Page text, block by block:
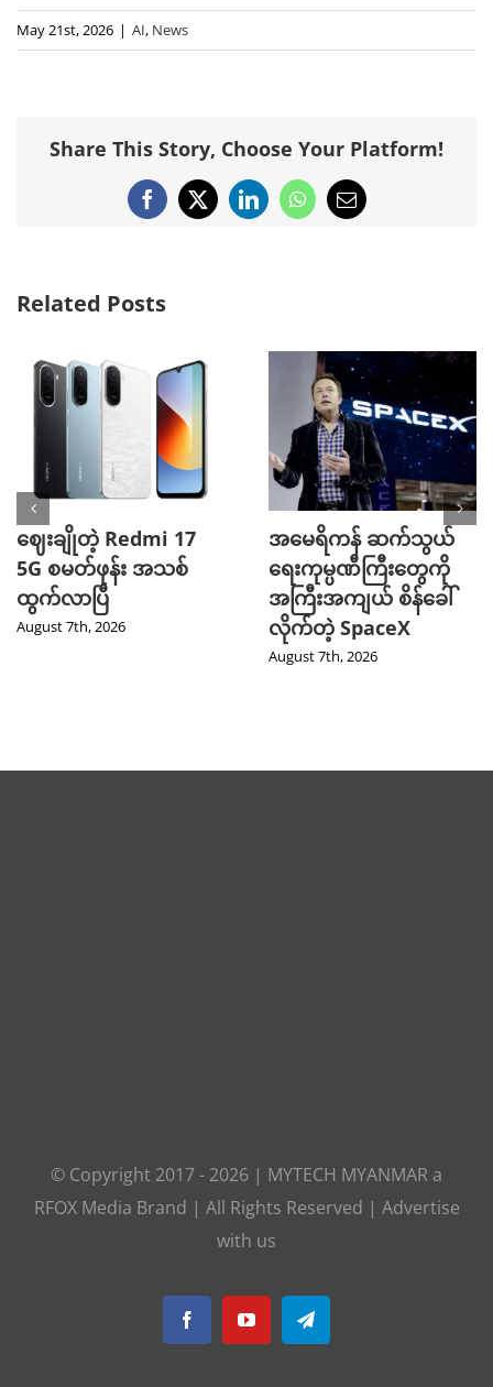
May 21st, 2026 | AI, News
Share This Story, Choose Your Platform!
Facebook
X LinkedInWhatsApp
Email
Related Posts
ဈေးချိုတဲ့ Redmi 17
5G စမတ်ဖုန်း အသစ်
ထွက်လာပြီ
August 7th, 2026
အမေရိကန် ဆက်သွယ်
ရေးကုမ္ပဏီကြီးတွေကို
အကြီးအကျယ် စိန်ခေါ်
လိုက်တဲ့ SpaceX
August 7th, 2026
© Copyright 2017 - 2026 | MYTECH MYANMAR a
RFOX Media Brand | All Rights Reserved | Advertise
with us
FacebookYouTubeTelegram